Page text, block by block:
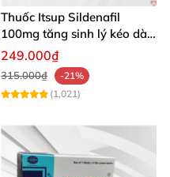
Thuốc Itsup Sildenafil
100mg tăng sinh lý kéo dài
quan hệ nam giới
249.000₫
315.000₫
-21%
(1,021)